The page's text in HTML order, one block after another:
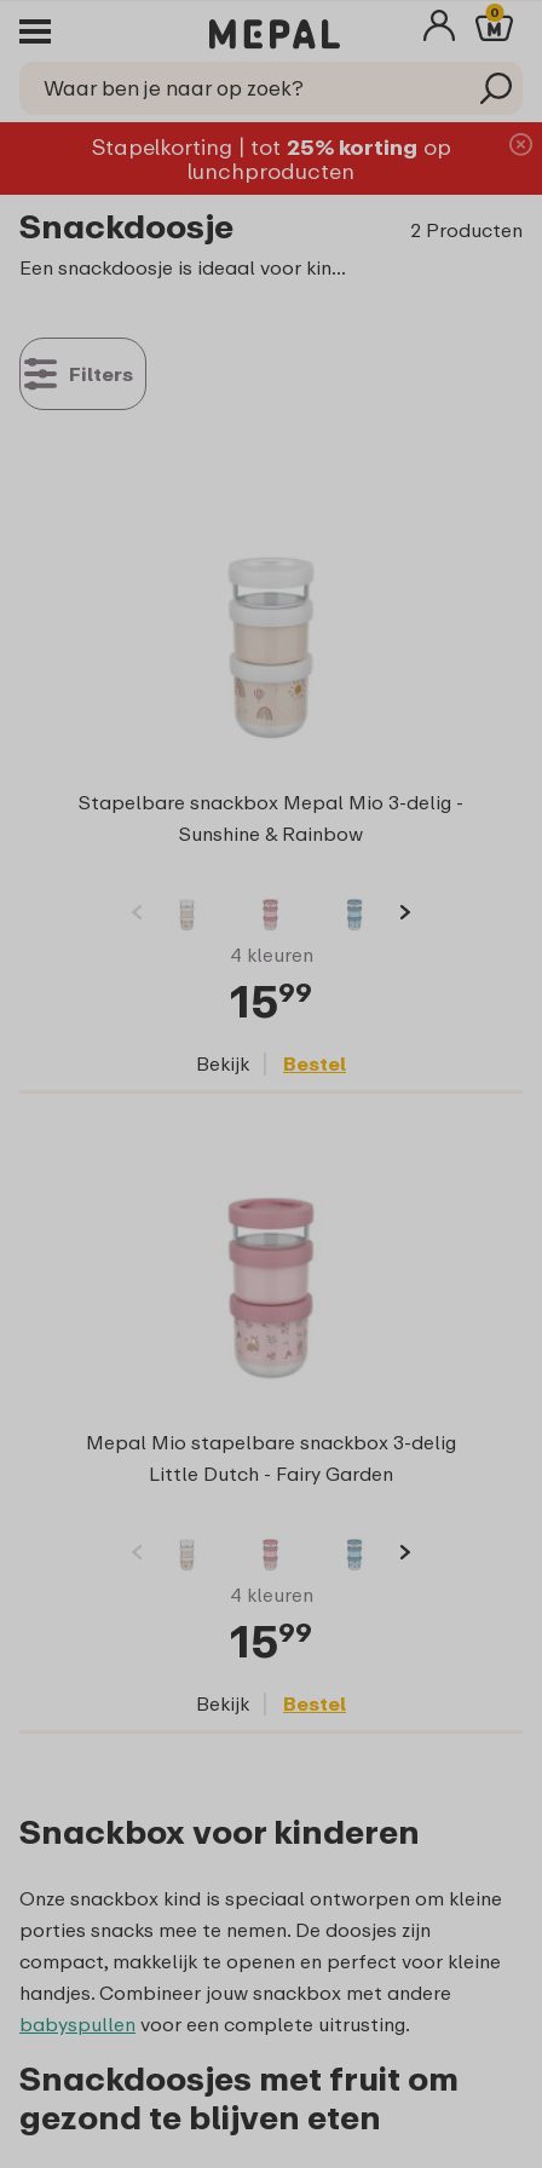
0
Stapelkorting | tot 25% korting op
lunchproducten
Snackdoosje
2 Producten
Een snackdoosje is ideaal voor kinderen die onderweg of op school willen genieten van een gezonde snack. Bij Mepal vind je praktische snackboxen voor kinderen die perfect zijn voor het bewaren van fruit, groenten of andere lekkernijen. Ontdek onze handige oplossingen voor elke dag!
Filters
Stapelbare snackbox Mepal Mio 3-delig -
Sunshine & Rainbow
4 kleuren
1599
Bekijk Bestel
Mepal Mio stapelbare snackbox 3-delig
Little Dutch - Fairy Garden
4 kleuren
1599
Bekijk Bestel
Snackbox voor kinderen
Onze snackbox kind is speciaal ontworpen om kleine
porties snacks mee te nemen. De doosjes zijn
compact, makkelijk te openen en perfect voor kleine
handjes. Combineer jouw snackbox met andere
babyspullen voor een complete uitrusting.
Snackdoosjes met fruit om
gezond te blijven eten